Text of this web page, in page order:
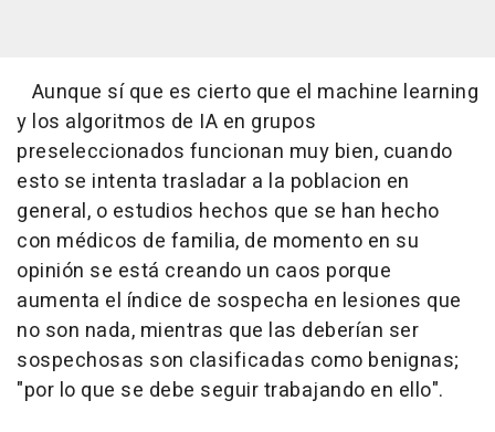
Aunque sí que es cierto que el machine learning
y los algoritmos de IA en grupos
preseleccionados funcionan muy bien, cuando
esto se intenta trasladar a la poblacion en
general, o estudios hechos que se han hecho
con médicos de familia, de momento en su
opinión se está creando un caos porque
aumenta el índice de sospecha en lesiones que
no son nada, mientras que las deberían ser
sospechosas son clasificadas como benignas;
"por lo que se debe seguir trabajando en ello".